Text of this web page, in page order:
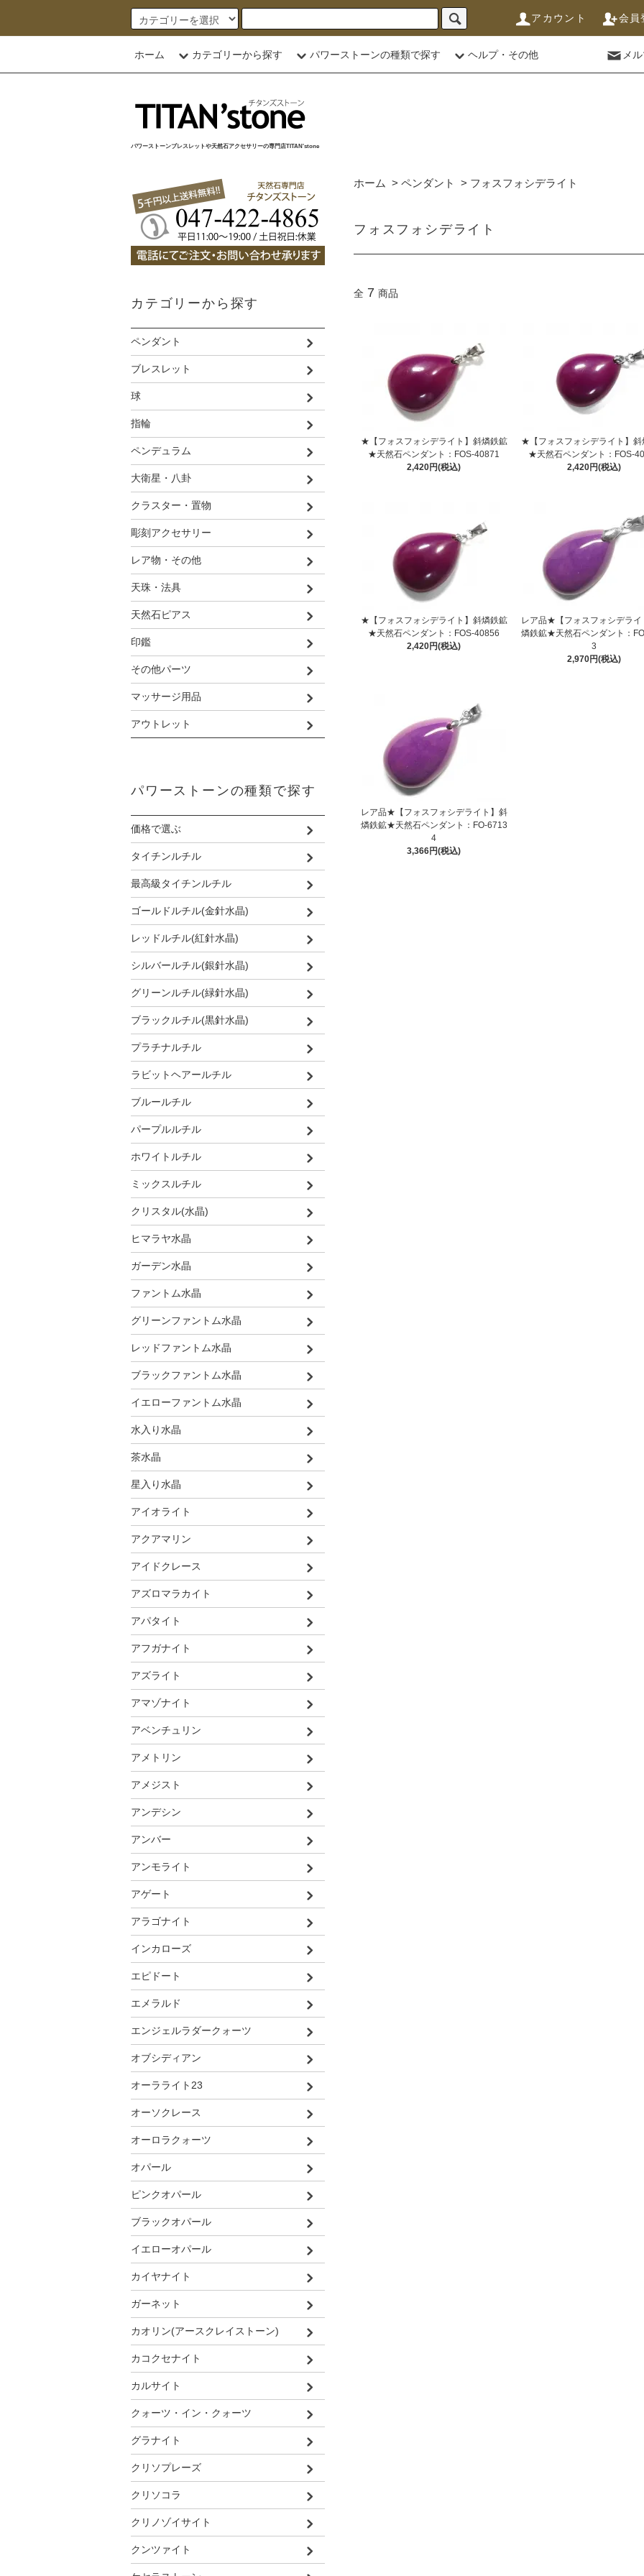
アカウント 会員
ホーム カテゴリーから探す パワーストーンの種類で探す ヘルプ・その他 メ
パワーストーンブレスレットや天然石アクセサリーの専門店TITAN'stone
ホーム > ペンダント > フォスフォシデライト
フォスフォシデライト
全 7 商品
★【フォスフォシデライト】斜燐鉄鉱
★天然石ペンダント：FOS-40871
2,420円(税込)
★【フォスフォシデライト】斜
★天然石ペンダント：FOS-
2,420円(税込)
★【フォスフォシデライト】斜燐鉄鉱
★天然石ペンダント：FOS-40856
2,420円(税込)
レア品★【フォスフォシデライ
燐鉄鉱★天然石ペンダント：
3
2,970円(税込)
レア品★【フォスフォシデライト】斜
燐鉄鉱★天然石ペンダント：FO-6713
4
3,366円(税込)
カテゴリーから探す
ペンダント
ブレスレット
球
指輪
ペンデュラム
大衛星・八卦
クラスター・置物
彫刻アクセサリー
レア物・その他
天珠・法具
天然石ピアス
印鑑
その他パーツ
マッサージ用品
アウトレット
パワーストーンの種類で探す
価格で選ぶ
タイチンルチル
最高級タイチンルチル
ゴールドルチル(金針水晶)
レッドルチル(紅針水晶)
シルバールチル(銀針水晶)
グリーンルチル(緑針水晶)
ブラックルチル(黒針水晶)
プラチナルチル
ラビットヘアールチル
ブルールチル
パープルルチル
ホワイトルチル
ミックスルチル
クリスタル(水晶)
ヒマラヤ水晶
ガーデン水晶
ファントム水晶
グリーンファントム水晶
レッドファントム水晶
ブラックファントム水晶
イエローファントム水晶
水入り水晶
茶水晶
星入り水晶
アイオライト
アクアマリン
アイドクレース
アズロマラカイト
アパタイト
アフガナイト
アズライト
アマゾナイト
アベンチュリン
アメトリン
アメジスト
アンデシン
アンバー
アンモライト
アゲート
アラゴナイト
インカローズ
エピドート
エメラルド
エンジェルラダークォーツ
オブシディアン
オーラライト23
オーソクレース
オーロラクォーツ
オパール
ピンクオパール
ブラックオパール
イエローオパール
カイヤナイト
ガーネット
カオリン(アースクレイストーン)
カコクセナイト
カルサイト
クォーツ・イン・クォーツ
グラナイト
クリソプレーズ
クリソコラ
クリノゾイサイト
クンツァイト